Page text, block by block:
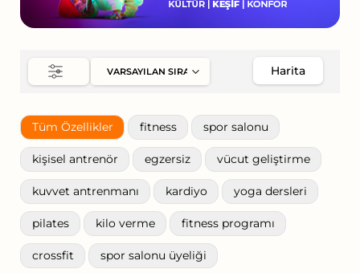
Harita
Tüm Özellikler fitness spor salonu
kişisel antrenör egzersiz vücut geliştirme
kuvvet antrenmanı kardiyo yoga dersleri
pilates kilo verme fitness programı
crossfit spor salonu üyeliği